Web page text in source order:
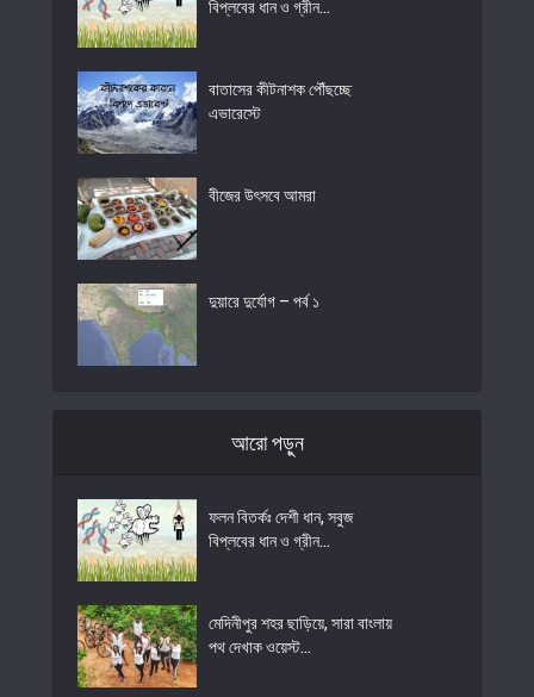
বিপ্লবের ধান ও গ্রীন...
বাতাসের কীটনাশক পৌঁছচ্ছে
এভারেস্টে
বীজের উৎসবে আমরা
দুয়ারে দুর্যোগ – পর্ব ১
আরো পড়ুন
ফলন বিতর্কঃ দেশী ধান, সবুজ
বিপ্লবের ধান ও গ্রীন...
মেদিনীপুর শহর ছাড়িয়ে, সারা বাংলায়
পথ দেখাক ওয়েস্ট...